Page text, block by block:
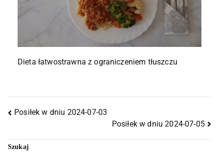
Dieta łatwostrawna z ograniczeniem tłuszczu
Posiłek w dniu 2024-07-03
Posiłek w dniu 2024-07-05
Szukaj